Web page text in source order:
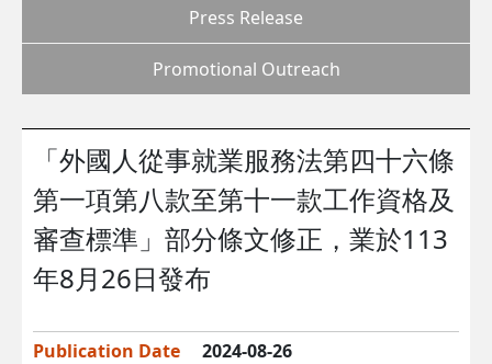
Press Release
Promotional Outreach
「外國人從事就業服務法第四十六條
第一項第八款至第十一款工作資格及
審查標準」部分條文修正，業於113
年8月26日發布
Publication Date 2024-08-26